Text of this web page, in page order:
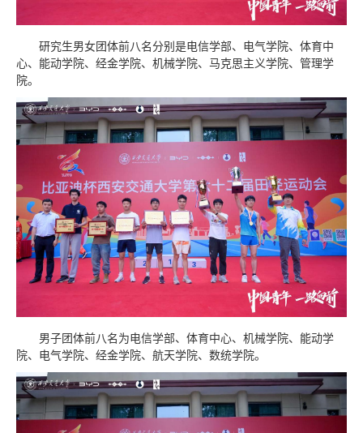
研究生男女团体前八名分别是电信学部、电气学院、体育中
心、能动学院、经金学院、机械学院、马克思主义学院、管理学
院。
男子团体前八名为电信学部、体育中心、机械学院、能动学
院、电气学院、经金学院、航天学院、数统学院。